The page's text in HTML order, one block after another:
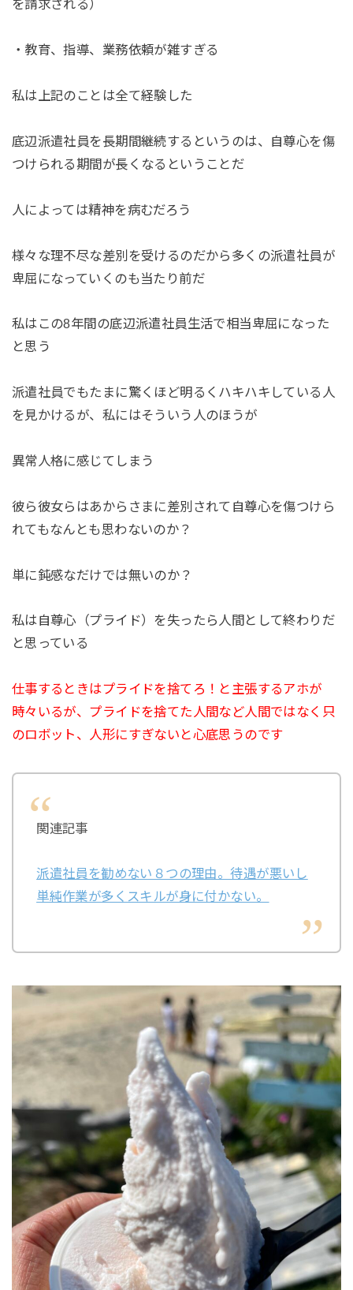
を請求される）
・教育、指導、業務依頼が雑すぎる
私は上記のことは全て経験した
底辺派遣社員を長期間継続するというのは、自尊心を傷
つけられる期間が長くなるということだ
人によっては精神を病むだろう
様々な理不尽な差別を受けるのだから多くの派遣社員が
卑屈になっていくのも当たり前だ
私はこの8年間の底辺派遣社員生活で相当卑屈になった
と思う
派遣社員でもたまに驚くほど明るくハキハキしている人
を見かけるが、私にはそういう人のほうが
異常人格に感じてしまう
彼ら彼女らはあからさまに差別されて自尊心を傷つけら
れてもなんとも思わないのか？
単に鈍感なだけでは無いのか？
私は自尊心（プライド）を失ったら人間として終わりだ
と思っている
仕事するときはプライドを捨てろ！と主張するアホが
時々いるが、プライドを捨てた人間など人間ではなく只
のロボット、人形にすぎないと心底思うのです
関連記事
派遣社員を勧めない８つの理由。待遇が悪いし
単純作業が多くスキルが身に付かない。